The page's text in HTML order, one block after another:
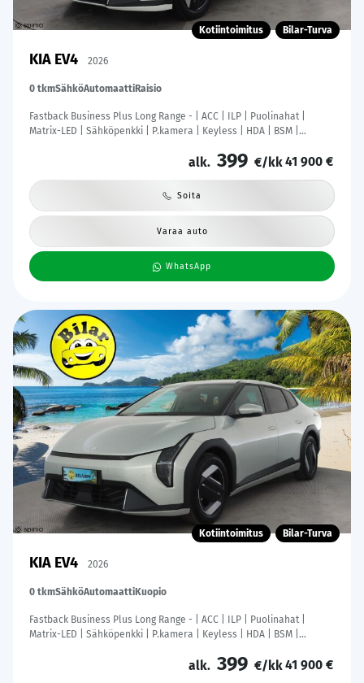
Kotiintoimitus Bilar-Turva
KIA EV4 2026
0 tkmSähköAutomaattiRaisio
Fastback Business Plus Long Range - | ACC | ILP | Puolinahat |
Matrix-LED | Sähköpenkki | P.kamera | Keyless | HDA | BSM |
alk. 399 €/kk41 900 €
Soita
Varaa auto
WhatsApp
Kotiintoimitus Bilar-Turva
KIA EV4 2026
0 tkmSähköAutomaatti Kuopio
Fastback Business Plus Long Range - | ACC | ILP | Puolinahat |
Matrix-LED | Sähköpenkki | P.kamera | Keyless | HDA | BSM |
alk. 399 €/kk41 900 €